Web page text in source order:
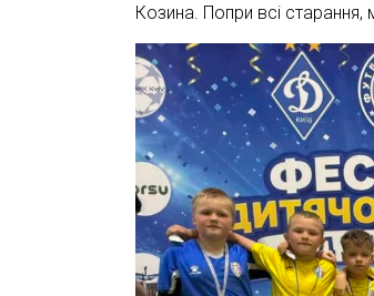
Козина. Попри всі